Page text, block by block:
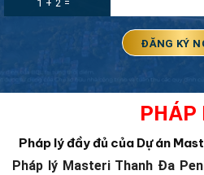
1 + 2 =
PHÁP
Pháp lý đầy đủ của Dự án
Pháp lý Masteri Thanh Đa